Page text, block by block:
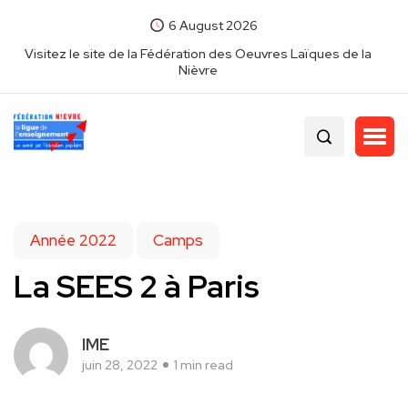
6 August 2026
Visitez le site de la Fédération des Oeuvres Laïques de la
Nièvre
Année 2022 Camps
La SEES 2 à Paris
IME
juin 28, 2022 1 min read